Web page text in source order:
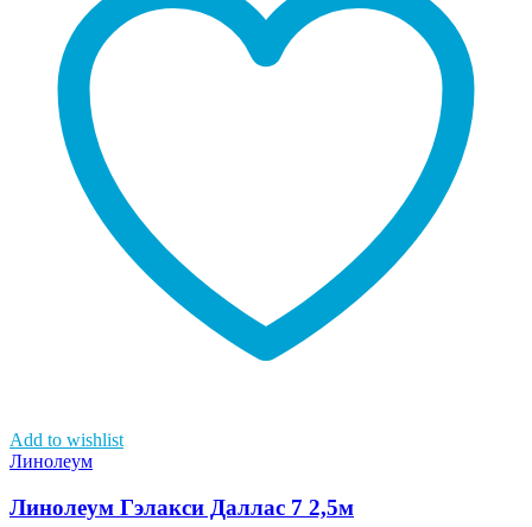
Add to wishlist
Линолеум
Линолеум Гэлакси Даллас 7 2,5м